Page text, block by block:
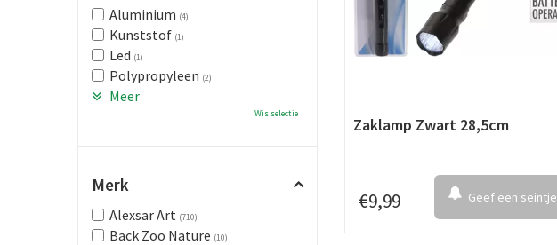
Zaklamp Zwart 28,5cm
€9,99 Geef een seintje
Aluminium (4)
Kunststof (1)
Led (1)
Polypropyleen (2)
Meer
Wis selectie
Merk
Alexsar Art (710)
Back Zoo Nature (10)